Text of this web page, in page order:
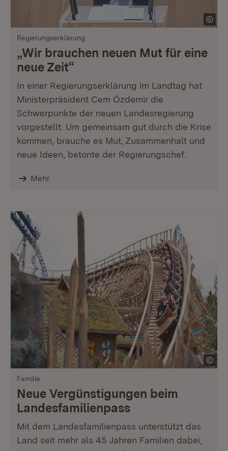
Regierungserklärung
„Wir brauchen neuen Mut für eine
neue Zeit“
In einer Regierungserklärung im Landtag hat
Ministerpräsident Cem Özdemir die
Schwerpunkte der neuen Landesregierung
vorgestellt. Um gemeinsam gut durch die Krise
kommen, brauche es Mut, Zusammenhalt und
neue Ideen, betonte der Regierungschef.
Mehr
Familie
Neue Vergünstigungen beim
Landesfamilienpass
Mit dem Landesfamilienpass unterstützt das
Land seit mehr als 45 Jahren Familien dabei,